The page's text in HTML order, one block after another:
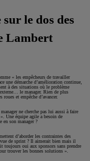
le dos des
Lambert
« les empêcheurs de travailler
une démarche d’amélioration continue,
à des situations où le problème
le manager. Rien de plus
et empêche d’avancer.
ne cherche pas lui aussi à faire
Une équipe agile a besoin de
en son manager ?
d’aborder les contraintes des
de sprint ? Il aimerait bien mais il
oui aux sponsors sans prendre
trouver les bonnes solutions ».